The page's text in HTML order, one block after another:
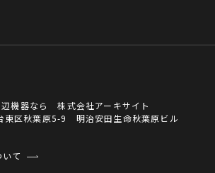
機器なら 株式会社アーキサイト
区秋葉原5-9 明治安田生命秋葉原ビル
て